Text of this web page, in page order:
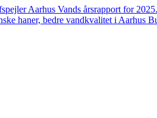
Aarhus Vands årsrapport for
haner, bedre vandkvalitet i Aarhus